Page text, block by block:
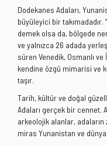
Dodekanes Adaları,
büyüleyici bir takımadadır.
demek olsa da, bölgede
ve yalnızca 26 adada
süren Venedik, Osmanlı
kendine özgü mimarisi ve
taşır.
Tarih, kültür ve doğal
Adaları gerçek bir cennet.
arkeolojik alanlar,
miras Yunanistan ve